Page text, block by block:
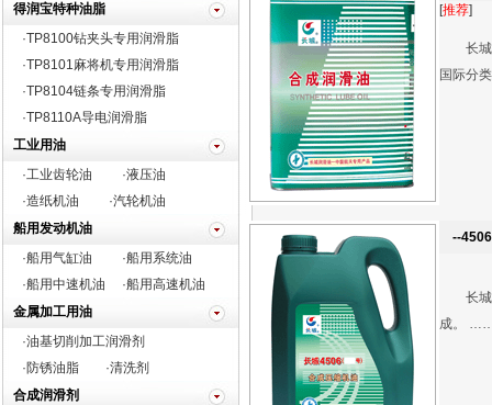
得润宝特种油脂
·TP8100钻夹头专用润滑脂
·TP8101麻将机专用润滑脂
·TP8104链条专用润滑脂
·TP8110A导电润滑脂
工业用油
·工业齿轮油
·液压油
·造纸机油
·汽轮机油
船用发动机油
·船用气缸油
·船用系统油
·船用中速机油
·船用高速机油
金属加工用油
·油基切削加工润滑剂
·防锈油脂
·清洗剂
合成润滑剂
[推荐]
长城牌
国际分
--4506
长城牌
成。